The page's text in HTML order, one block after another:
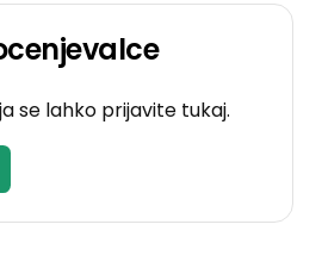
se lahko prijavite tukaj.